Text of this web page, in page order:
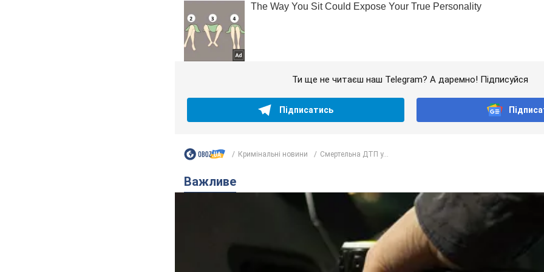
Ти ще не читаєш наш Telegram? А даремно! Підписуйся
Підписатись
Кримінальні новини Смертельна ДТП у...
Важливе